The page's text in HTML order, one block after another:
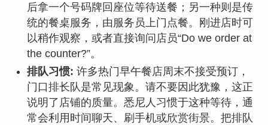
后拿一个号码牌回座位等待送餐；另一种则是传
统的餐桌服务，由服务员上门点餐。刚进店时可
以稍作观察，或者直接询问店员“Do we order at
the counter?”。
排队习惯: 许多热门早午餐店周末不接受预订，
门口排长队是常见现象。请不要因此犹豫，这正
说明了店铺的质量。悉尼人习惯于这种等待，通
常会利用时间聊天、刷手机或欣赏街景。把排队